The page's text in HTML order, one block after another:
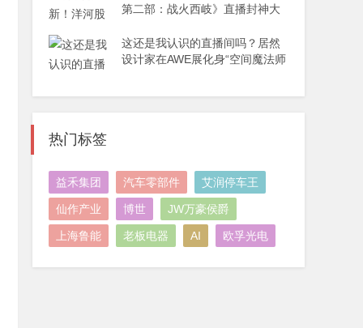
第二部：战火西岐》直播封神大
这还是我认识的直播间吗？居然
设计家在AWE展化身“空间魔法师
热门标签
益禾集团 汽车零部件 艾润停车王
仙作产业 博世 JW万豪侯爵
上海鲁能 老板电器 AI 欧孚光电